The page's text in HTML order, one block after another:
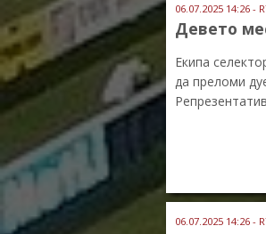
06.07.2025 14:26 -
Девето
Екипа
да преломи
06.07.2025 14:26 -